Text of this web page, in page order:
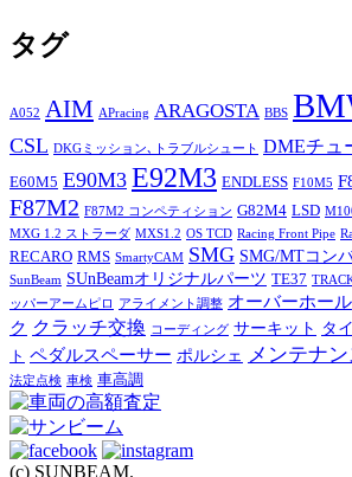
タグ
A052 AIM APracing ARAGOSTA BBS
CSL DKGミッション､トラブルシュート DMEチュ
E60M5 E90M3 E92M3 ENDLESS F10M5
F87M2 F87M2 コンペティション G82M4 LSD
MXG 1.2 ストラーダ MXS1.2 OS TCD Racing Front Pipe
RECARO RMS SmartyCAM SMG SMG/MTコン
SunBeam SUnBeamオリジナルパーツ TE37
ッパーアームピロ
アライメント調整 オーバーホール
ク クラッチ交換 コーディング サーキット タ
ト ペダルスペーサー ポルシェ メンテナン
法定点検 車検 車高調
(c) SUNBEAM.